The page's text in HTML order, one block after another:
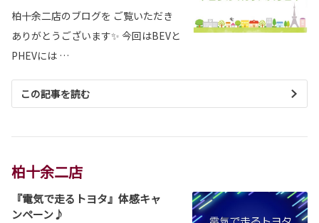
柏十余二店のブログを ご覧いただき
ありがとうございます✨ 今回はBEVと
PHEVには …
この記事を読む
柏十余二店
『電気で走るトヨタ』体感キャ
ンペーン♪